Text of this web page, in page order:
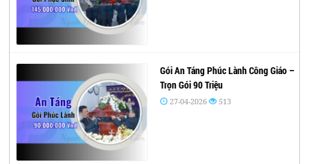
Gói An Táng Phúc Lành Công Giáo –
Trọn Gói 90 Triệu
27-04-2026 513